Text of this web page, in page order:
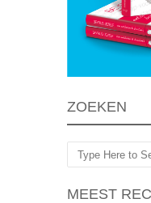
ZOEKEN
Zoeken
MEEST